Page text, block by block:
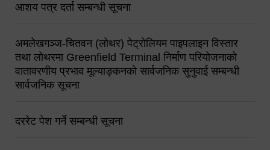
आशय पत्र दर्ता सम्बन्धी सूचना
अमलेखगञ्ज-चितवन (लोथर) पेट्रोलियम पाइपलाइन विस्तार
तथा लोथरमा Greenfield Terminal निर्माण परियोजनाको
वातावरणीय प्रभाव मूल्याङ्कनको सार्वजनिक सुनुवाई सम्बन्धी
सार्वजनिक सूचना
दररेट पेश गर्ने सम्बन्धी सूचना